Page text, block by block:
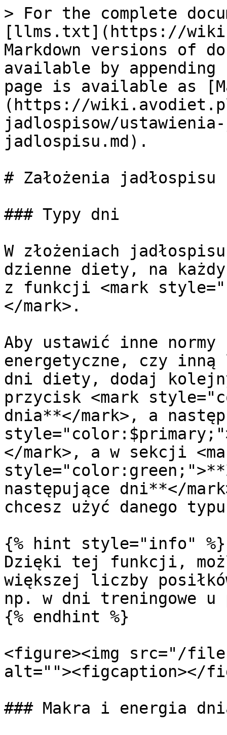
> For the complete
[llms.txt](https://
Markdown versions of
available by
page is available as
(https://
jadlospisow/
jadlospisu.md).
# Założenia jadłospisu
### Typy dni
W złożeniach
dzienne diety, na
z funkcji <mark
</mark>.
Aby ustawić inne normy
energetyczne, czy
dni diety, dodaj
przycisk <mark
dnia**</mark>, a
</mark>, a w sekcji
następujące dni**</
chcesz użyć danego
{% hint style="info" %}
Dzięki tej funkcji,
większej liczby
np. w dni treningowe u
{% endhint %}
<figure><img src="/files/
alt=""><figcaption></
### Makra i energia